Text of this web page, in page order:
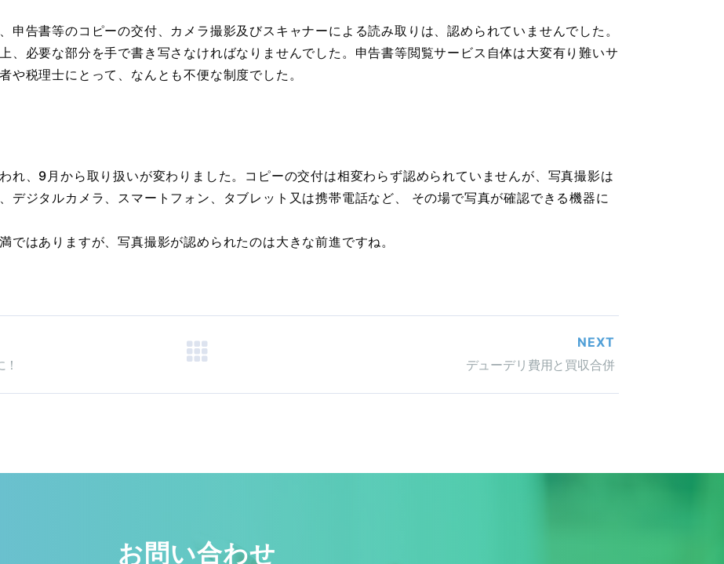
告書等のコピーの交付、カメラ撮影及びスキャナーによる読み取りは、認められていませんでした。
、必要な部分を手で書き写さなければなりませんでした。申告書等閲覧サービス自体は大変有り難いサ
や税理士にとって、なんとも不便な制度でした。
れ、9月から取り扱いが変わりました。コピーの交付は相変わらず認められていませんが、写真撮影は
デジタルカメラ、スマートフォン、タブレット又は携帯電話など、 その場で写真が確認できる機器に
はありますが、写真撮影が認められたのは大きな前進ですね。
NEXT
デューデリ費用と買収合併
お問い合わせ